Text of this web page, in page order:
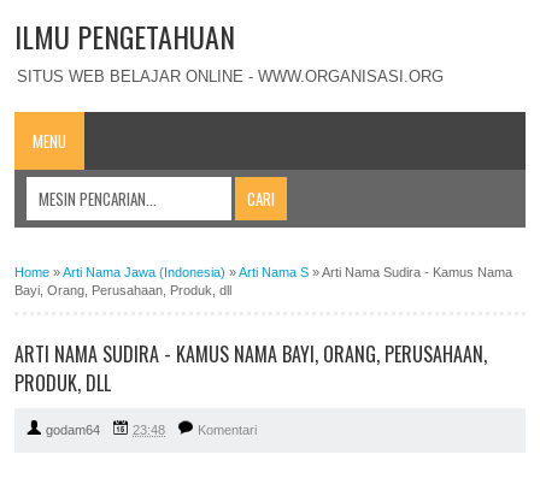
ILMU PENGETAHUAN
SITUS WEB BELAJAR ONLINE - WWW.ORGANISASI.ORG
MENU
Home »Arti Nama Jawa (Indonesia) »Arti Nama S »Arti Nama Sudira - Kamus Nama
Bayi, Orang, Perusahaan, Produk, dll
ARTI NAMA SUDIRA - KAMUS NAMA BAYI, ORANG, PERUSAHAAN,
PRODUK, DLL
godam64 23:48 Komentari